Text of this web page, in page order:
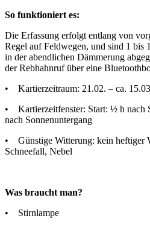
So funktioniert es:
Die Erfassung erfolgt entlang von
Regel auf Feldwegen, und sind 1 bis
in der abendlichen Dämmerung
der Rebhahnruf über eine
• Kartierzeitraum: 21.02. – ca.
• Kartierzeitfenster: Start: ½ h nach
nach Sonnenuntergang
• Günstige Witterung: kein heftiger
Schneefall, Nebel
Was braucht man?
• Stirnlampe